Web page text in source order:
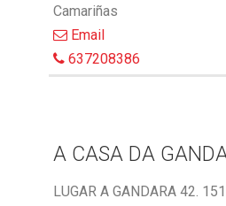
Camariñas
Email
637208386
A CASA DA
LUGAR A GANDARA 42.